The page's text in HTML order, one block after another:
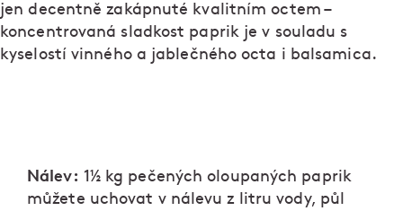
jen decentně zakápnuté kvalitním octem –
koncentrovaná sladkost paprik je v souladu s
kyselostí vinného a jablečného octa i balsamica.
Nálev: 1½ kg pečených oloupaných paprik
můžete uchovat v nálevu z litru vody, půl